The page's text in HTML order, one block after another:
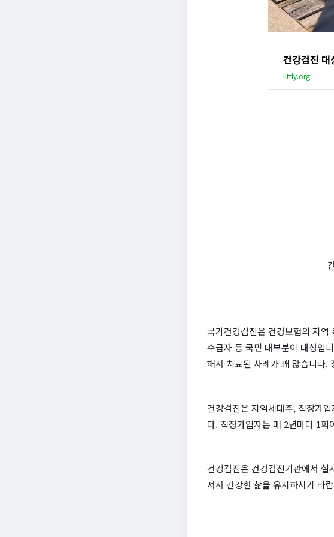
건강검진 대
littly.org
국가건강검진은 건강보험의 지
수급자 등 국민 대부분이 대상입
해서 치료된 사례가 꽤 많습니다.
건강검진은 지역세대주, 직장가
다. 직장가입자는 매 2년마다 1
건강검진은 건강검진기관에서
셔서 건강한 삶을 유지하시기 바